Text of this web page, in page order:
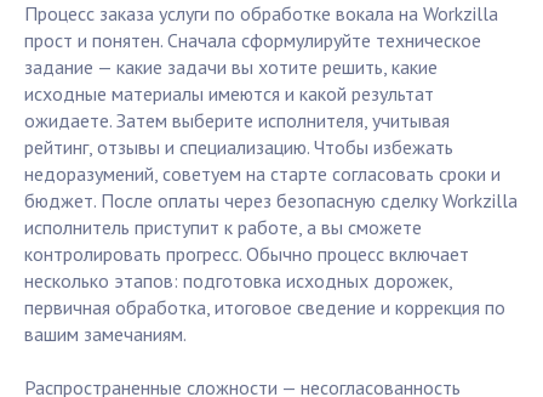
Процесс заказа услуги по обработке вокала на Workzilla
прост и понятен. Сначала сформулируйте техническое
задание — какие задачи вы хотите решить, какие
исходные материалы имеются и какой результат
ожидаете. Затем выберите исполнителя, учитывая
рейтинг, отзывы и специализацию. Чтобы избежать
недоразумений, советуем на старте согласовать сроки и
бюджет. После оплаты через безопасную сделку Workzilla
исполнитель приступит к работе, а вы сможете
контролировать прогресс. Обычно процесс включает
несколько этапов: подготовка исходных дорожек,
первичная обработка, итоговое сведение и коррекция по
вашим замечаниям.
Распространенные сложности — несогласованность